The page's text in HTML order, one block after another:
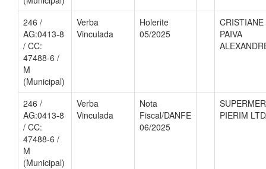
246 /
AG:0413-8
/ CC:
47488-6 /
M
(Municipal)
Verba
Vinculada
Holerite
05/2025
CRISTIANE
PAIVA
246 /
AG:0413-8
/ CC:
47488-6 /
M
(Municipal)
Verba
Vinculada
Nota
Fiscal/DANFE
06/2025
PIERIM